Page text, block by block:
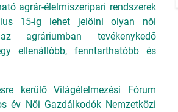
agrár-élelmiszeripari rendszerek
15-ig lehet jelölni olyan női
agráriumban tevékenykedő
ellenállóbb, fenntarthatóbb és
kerülő Világélelmezési Fórum
év Női Gazdálkodók Nemzetközi